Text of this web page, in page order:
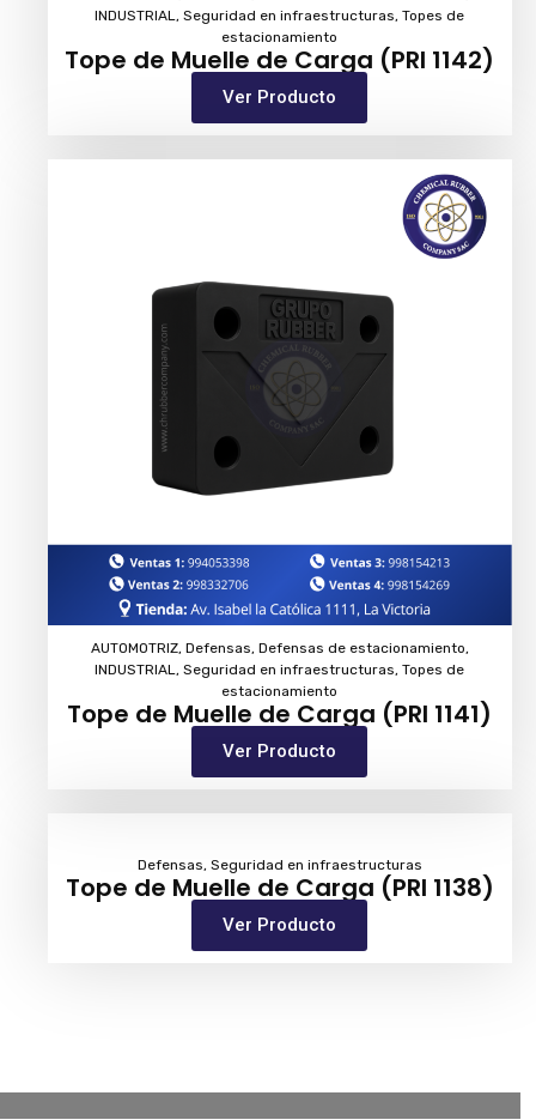
INDUSTRIAL,Seguridad en infraestructuras,Topes de
estacionamiento
Tope de Muelle de Carga (PRI 1142)
Ver Producto
AUTOMOTRIZ, Defensas, Defensas de estacionamiento,
INDUSTRIAL ,Seguridad en infraestructuras,Topes de
estacionamiento
Tope de Muelle de Carga (PRI 1141)
Ver Producto
Defensas, Seguridad en infraestructuras
Tope de Muelle de Carga (PRI 1138)
Ver Producto